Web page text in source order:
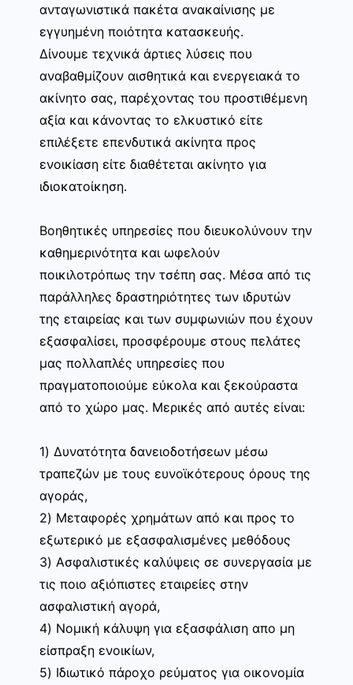
ανταγωνιστικά πακέτα ανακαίνισης με
εγγυημένη ποιότητα κατασκευής.
Δίνουμε τεχνικά άρτιες λύσεις που
αναβαθμίζουν αισθητικά και ενεργειακά το
ακίνητο σας, παρέχοντας του προστιθέμενη
αξία και κάνοντας το ελκυστικό είτε
επιλέξετε επενδυτικά ακίνητα προς
ενοικίαση είτε διαθέτεται ακίνητο για
ιδιοκατοίκηση.
Βοηθητικές υπηρεσίες που διευκολύνουν την
καθημερινότητα και ωφελούν
ποικιλοτρόπως την τσέπη σας. Μέσα από τις
παράλληλες δραστηριότητες των ιδρυτών
της εταιρείας και των συμφωνιών που έχουν
εξασφαλίσει, προσφέρουμε στους πελάτες
μας πολλαπλές υπηρεσίες που
πραγματοποιούμε εύκολα και ξεκούραστα
από το χώρο μας. Μερικές από αυτές είναι:
1) Δυνατότητα δανειοδοτήσεων μέσω
τραπεζών με τους ευνοϊκότερους όρους της
αγοράς,
2) Μεταφορές χρημάτων από και προς το
εξωτερικό με εξασφαλισμένες μεθόδους
3) Ασφαλιστικές καλύψεις σε συνεργασία με
τις ποιο αξιόπιστες εταιρείες στην
ασφαλιστική αγορά,
4) Νομική κάλυψη για εξασφάλιση απο μη
είσπραξη ενοικίων,
5) Ιδιωτικό πάροχο ρεύματος για οικονομία